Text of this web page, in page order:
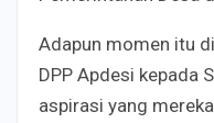
Adapun momen itu
DPP Apdesi kepada
aspirasi yang